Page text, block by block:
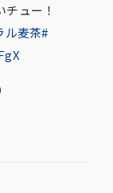
ュー！
ル麦茶#